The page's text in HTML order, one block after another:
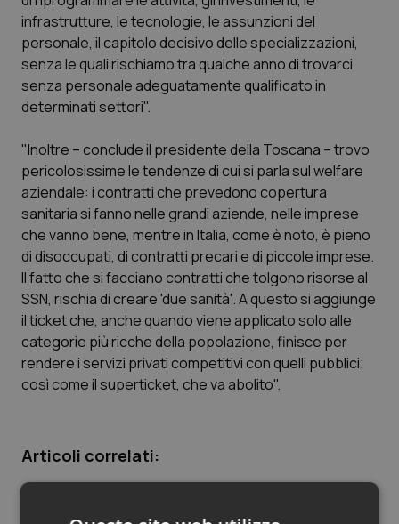
Liguria
Lombardia
Marche
Molise
Piemonte
Provincia Autonoma di Bolzano
Provincia Autonoma di Trento
Puglia
Sardegna
Disturbi dell’umore
Dolore
Donna & Salute
Epatiti
HIV
Infezioni & Febbre
Ipertensione & Scompenso
Malattie rare
Malattia di Crohn & Rettocolite Ulcerosa
infrastrutture, le tecnologie, le assunzioni del
personale, il capitolo decisivo delle specializzazioni,
senza le quali rischiamo tra qualche anno di trovarci
senza personale adeguatamente qualificato in
determinati settori".
"Inoltre – conclude il presidente della Toscana – trovo
pericolosissime le tendenze di cui si parla sul welfare
aziendale: i contratti che prevedono copertura
sanitaria si fanno nelle grandi aziende, nelle imprese
che vanno bene, mentre in Italia, come è noto, è pieno
di disoccupati, di contratti precari e di piccole imprese.
Il fatto che si facciano contratti che tolgono risorse al
SSN, rischia di creare 'due sanità'. A questo si aggiunge
il ticket che, anche quando viene applicato solo alle
categorie più ricche della popolazione, finisce per
rendere i servizi privati competitivi con quelli pubblici;
così come il superticket, che va abolito".
Articoli correlati:
pagare il contratto a rischio Lea, turnover,